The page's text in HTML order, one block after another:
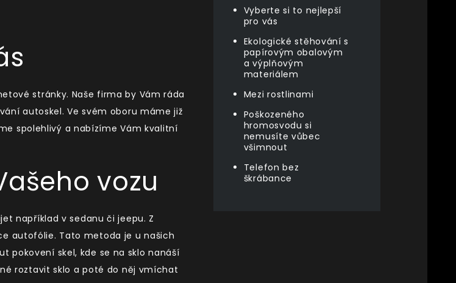
stránky. Naše firma by Vám ráda
autoskel. Ve svém oboru máme již
spolehlivý a nabízíme Vám kvalitní
vozu
například v sedanu či jeepu. Z
autofólie. Tato metoda je u našich
pokovení skel, kde se na sklo nanáší
roztavit sklo a poté do něj vmíchat
Vyberte si to nejlepší
pro vás
Ekologické stěhování s
papírovým obalovým
a výplňovým
materiálem
Mezi rostlinami
Poškozeného
hromosvodu si
nemusíte vůbec
všimnout
Telefon bez
škrábance